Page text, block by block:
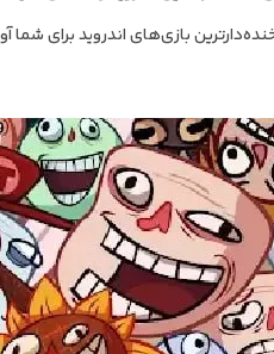
بازی‌های اندروید برای شما